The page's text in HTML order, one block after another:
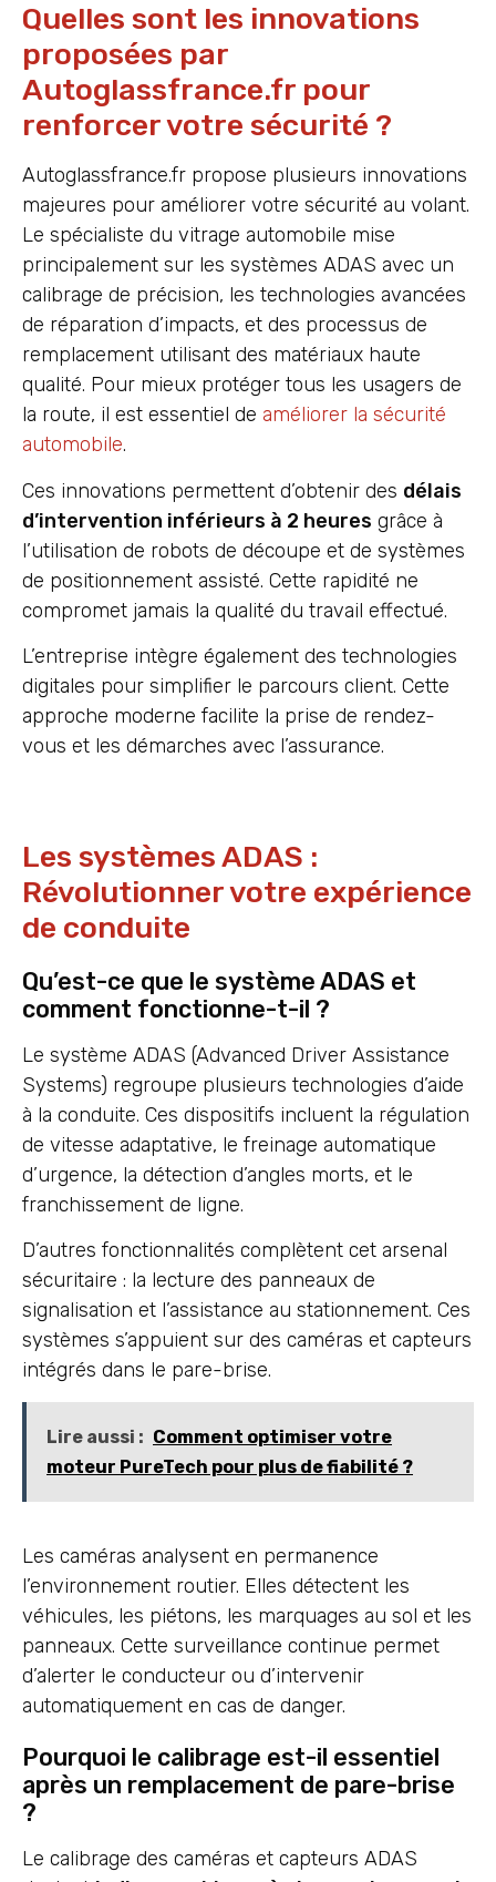
Quelles sont les innovations
proposées par
Autoglassfrance.fr pour
renforcer votre sécurité ?
Autoglassfrance.fr propose plusieurs innovations
majeures pour améliorer votre sécurité au volant.
Le spécialiste du vitrage automobile mise
principalement sur les systèmes ADAS avec un
calibrage de précision, les technologies avancées
de réparation d’impacts, et des processus de
remplacement utilisant des matériaux haute
qualité. Pour mieux protéger tous les usagers de
la route, il est essentiel de améliorer la sécurité
automobile.
Ces innovations permettent d’obtenir des délais
d’intervention inférieurs à 2 heures grâce à
l’utilisation de robots de découpe et de systèmes
de positionnement assisté. Cette rapidité ne
compromet jamais la qualité du travail effectué.
L’entreprise intègre également des technologies
digitales pour simplifier le parcours client. Cette
approche moderne facilite la prise de rendez-
vous et les démarches avec l’assurance.
Les systèmes ADAS :
Révolutionner votre expérience
de conduite
Qu’est-ce que le système ADAS et
comment fonctionne-t-il ?
Le système ADAS (Advanced Driver Assistance
Systems) regroupe plusieurs technologies d’aide
à la conduite. Ces dispositifs incluent la régulation
de vitesse adaptative, le freinage automatique
d’urgence, la détection d’angles morts, et le
franchissement de ligne.
D’autres fonctionnalités complètent cet arsenal
sécuritaire : la lecture des panneaux de
signalisation et l’assistance au stationnement. Ces
systèmes s’appuient sur des caméras et capteurs
intégrés dans le pare-brise.
Lire aussi : Comment optimiser votre
moteur PureTech pour plus de fiabilité ?
Les caméras analysent en permanence
l’environnement routier. Elles détectent les
véhicules, les piétons, les marquages au sol et les
panneaux. Cette surveillance continue permet
d’alerter le conducteur ou d’intervenir
automatiquement en cas de danger.
Pourquoi le calibrage est-il essentiel
après un remplacement de pare-brise
?
Le calibrage des caméras et capteurs ADAS